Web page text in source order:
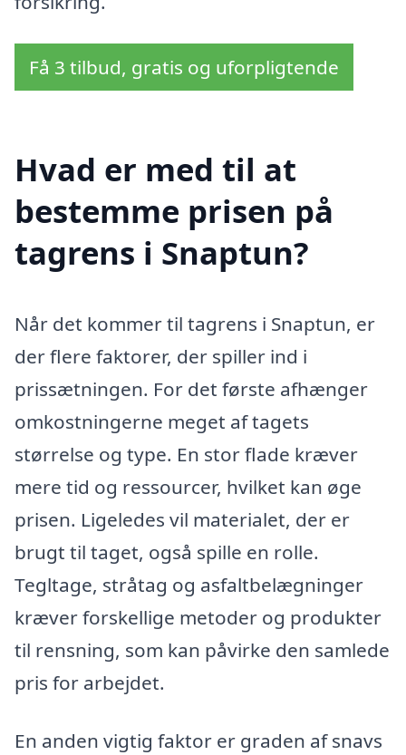
Få 3 tilbud, gratis og uforpligtende
Hvad er med til at
bestemme prisen på
tagrens i Snaptun?
Når det kommer til tagrens i Snaptun, er
der flere faktorer, der spiller ind i
prissætningen. For det første afhænger
omkostningerne meget af tagets
størrelse og type. En stor flade kræver
mere tid og ressourcer, hvilket kan øge
prisen. Ligeledes vil materialet, der er
brugt til taget, også spille en rolle.
Tegltage, stråtag og asfaltbelægninger
kræver forskellige metoder og produkter
til rensning, som kan påvirke den samlede
pris for arbejdet.
En anden vigtig faktor er graden af snavs